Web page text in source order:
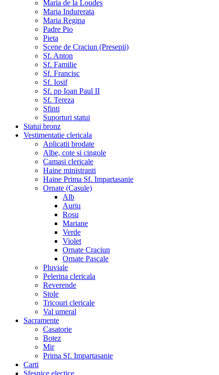
Maria de la Loudes
Maria Indurerata
Maria Regina
Padre Pio
Pieta
Scene de Craciun (Presepii)
Sf. Anton
Sf. Familie
Sf. Francisc
Sf. Iosif
Sf. pp Ioan Paul II
Sf. Tereza
Sfinti
Suporturi statui
Statui bronz
Vestimentatie clericala
Aplicatii brodate
Albe, cote si cingole
Camasi clericale
Haine ministranti
Haine Prima Sf. Impartasanie
Ornate (Casule)
Alb
Auriu
Rosu
Mariane
Verde
Violet
Ornate Craciun
Ornate Pascale
Pluviale
Pelerina clericala
Reverende
Stole
Tricouri clericale
Val umeral
Sacramente
Casatorie
Botez
Mir
Prima Sf. Impartasanie
Carti